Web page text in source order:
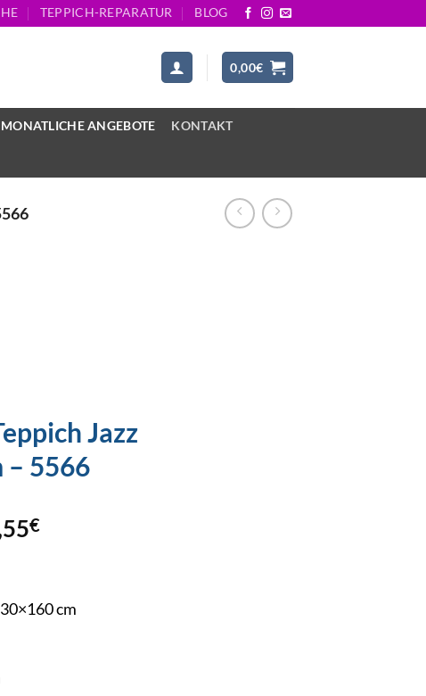
TEPPICH-REPARATUR BLOG
0,00€
MONATLICHE ANGEBOTE KONTAKT
Jazz
– 5566
€
cm